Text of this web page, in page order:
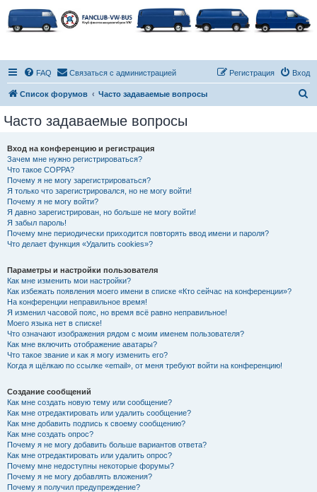
FAQ Связаться с администрацией Вход
Регистрация
Список форумов Часто задаваемые вопросы
Часто задаваемые вопросы
Вход на конференцию и регистрация
Зачем мне нужно регистрироваться?
Что такое COPPA?
Почему я не могу зарегистрироваться?
Я только что зарегистрировался, но не могу войти!
Почему я не могу войти?
Я давно зарегистрирован, но больше не могу войти!
Я забыл пароль!
Почему мне периодически приходится повторять ввод имени и пароля?
Что делает функция «Удалить cookies»?
Параметры и настройки пользователя
Как мне изменить мои настройки?
Как избежать появления моего имени в списке «Кто сейчас на конференции»?
На конференции неправильное время!
Я изменил часовой пояс, но время всё равно неправильное!
Моего языка нет в списке!
Что означают изображения рядом с моим именем пользователя?
Как мне включить отображение аватары?
Что такое звание и как я могу изменить его?
Когда я щёлкаю по ссылке «email», от меня требуют войти на конференцию!
Создание сообщений
Как мне создать новую тему или сообщение?
Как мне отредактировать или удалить сообщение?
Как мне добавить подпись к своему сообщению?
Как мне создать опрос?
Почему я не могу добавить больше вариантов ответа?
Как мне отредактировать или удалить опрос?
Почему мне недоступны некоторые форумы?
Почему я не могу добавлять вложения?
Почему я получил предупреждение?